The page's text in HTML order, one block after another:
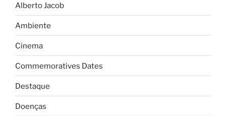
Alberto Jacob
Ambiente
Cinema
Commemoratives Dates
Destaque
Doenças